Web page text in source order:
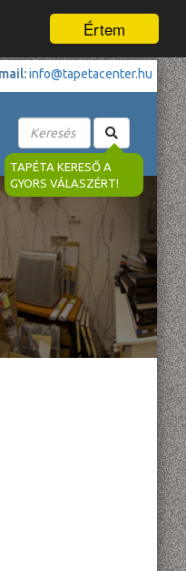
Értem
info@tapetacenter.hu
TAPÉTA KERESŐ A
GYORS VÁLASZÉRT!